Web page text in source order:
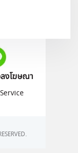
งโฆษณา